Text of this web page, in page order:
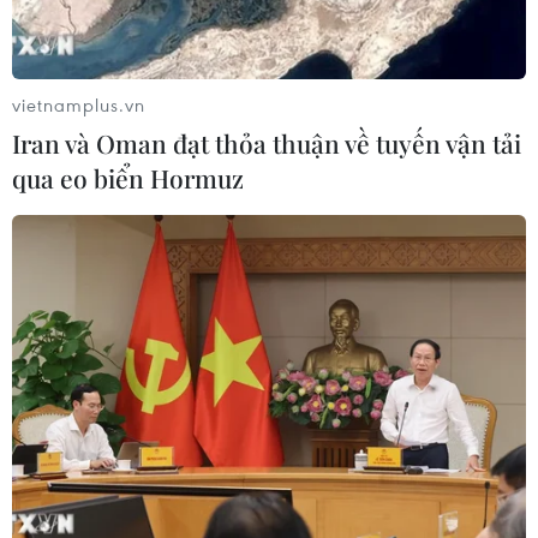
Tổng Bí thư, Chủ tịch nước
Tô Lâm tiếp Đại sứ Malaysia
Thường trực Ban Bí thư Trần
Cẩm Tú tiếp Đại sứ Singapore tại Việt
05/08/2026 07:45
Chủ tịch Quốc hội kiêm Chủ tịch Hạ
viện Vương quốc Thái Lan bắt đầu
thăm Việt Nam
05/08/2026 03:42
vietnamplus.vn
Iran và Oman đạt thỏa thuận về tuyến vận tải
qua eo biển Hormuz